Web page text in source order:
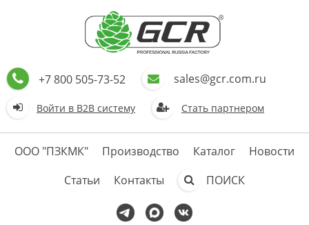
+7 800 505-73-52 sales@gcr.com.ru
Войти в В2В систему Стать партнером
ООО "ПЗКМК" Производство Каталог
Новости
Статьи
Контакты ПОИСК